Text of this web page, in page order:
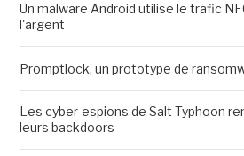
Un malware Android utilise le trafic
l'argent
Promptlock, un prototype de
Les cyber-espions de Salt Typhoon
leurs backdoors